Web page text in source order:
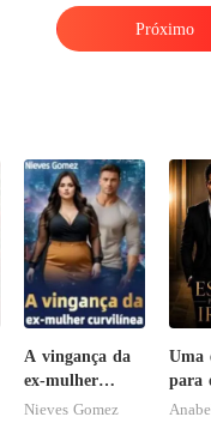
Próximo
A vingança da
ex-mulher
curvilínea
Nieves Gomez
Uma
para
irmão